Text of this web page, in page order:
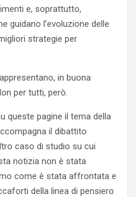
e, soprattutto,
guidano l’evoluzione delle
strategie per
in buona
per tutti, però.
queste pagine il tema della
il dibattito
caso di studio su cui
notizia non è stata
come è stata affrontata e
della linea di pensiero